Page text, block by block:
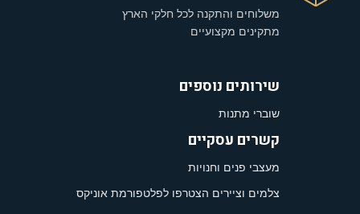
משלוחים והתקנה לכל חלקי הארץ
מתקינים מקצועיים
שירותים נוספים
שוברי מתנות
קשרים עסקיים
מעצבי פנים וחנויות
צלמים וציירים הצטרפו לפלטפורמת אוניקס